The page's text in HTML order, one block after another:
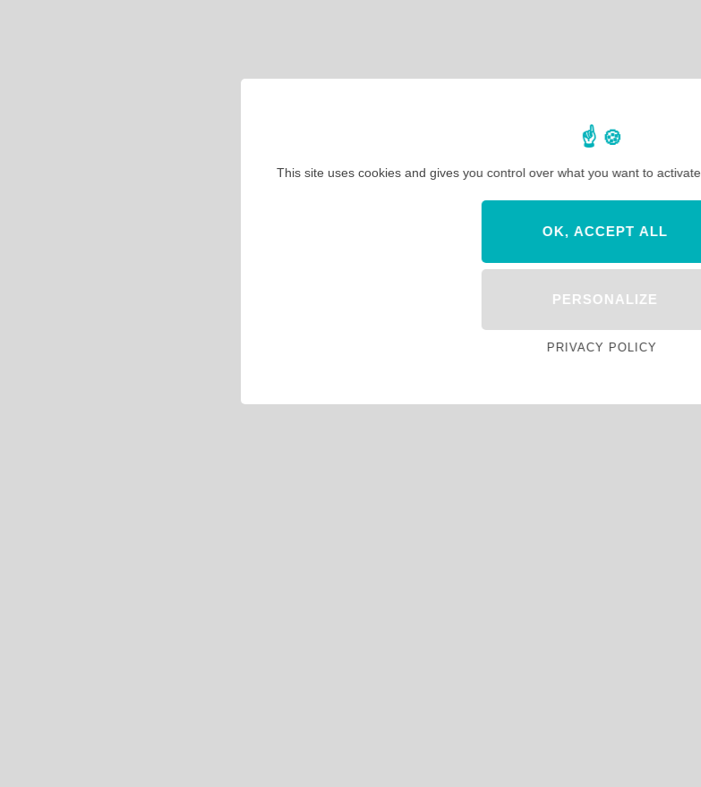
This site uses cookies and gives you control over what you want to activate
OK, ACCEPT ALL
PERSONALIZE
PRIVACY POLICY